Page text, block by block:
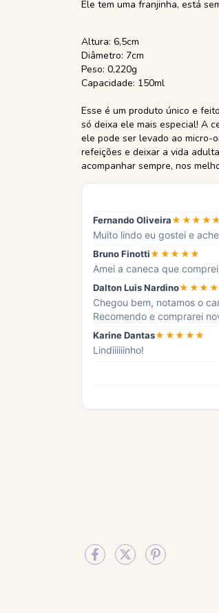
Ele tem uma franjinha, está
Altura: 6,5cm
Diâmetro: 7cm
Peso: 0,220g
Capacidade: 150ml
Esse é um produto único e
só deixa ele mais especial! A
ele pode ser levado ao micro-
refeições e deixar a vida
acompanhar sempre, nos